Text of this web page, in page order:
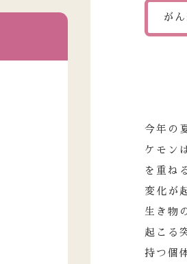
が
今年の
ケモン
を重ね
変化が
生き物
起こる
持つ個